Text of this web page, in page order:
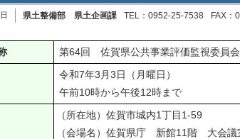
県土整備部 県土企画課 TEL：0952-25-7538 FAX：
第64回 佐賀県公共事業評価監視委員会
令和7年3月3日（月曜日）
午前10時から午後12時まで
（所在地）佐賀市城内1丁目1-59
（会場名）佐賀県庁 新館11階 大会議